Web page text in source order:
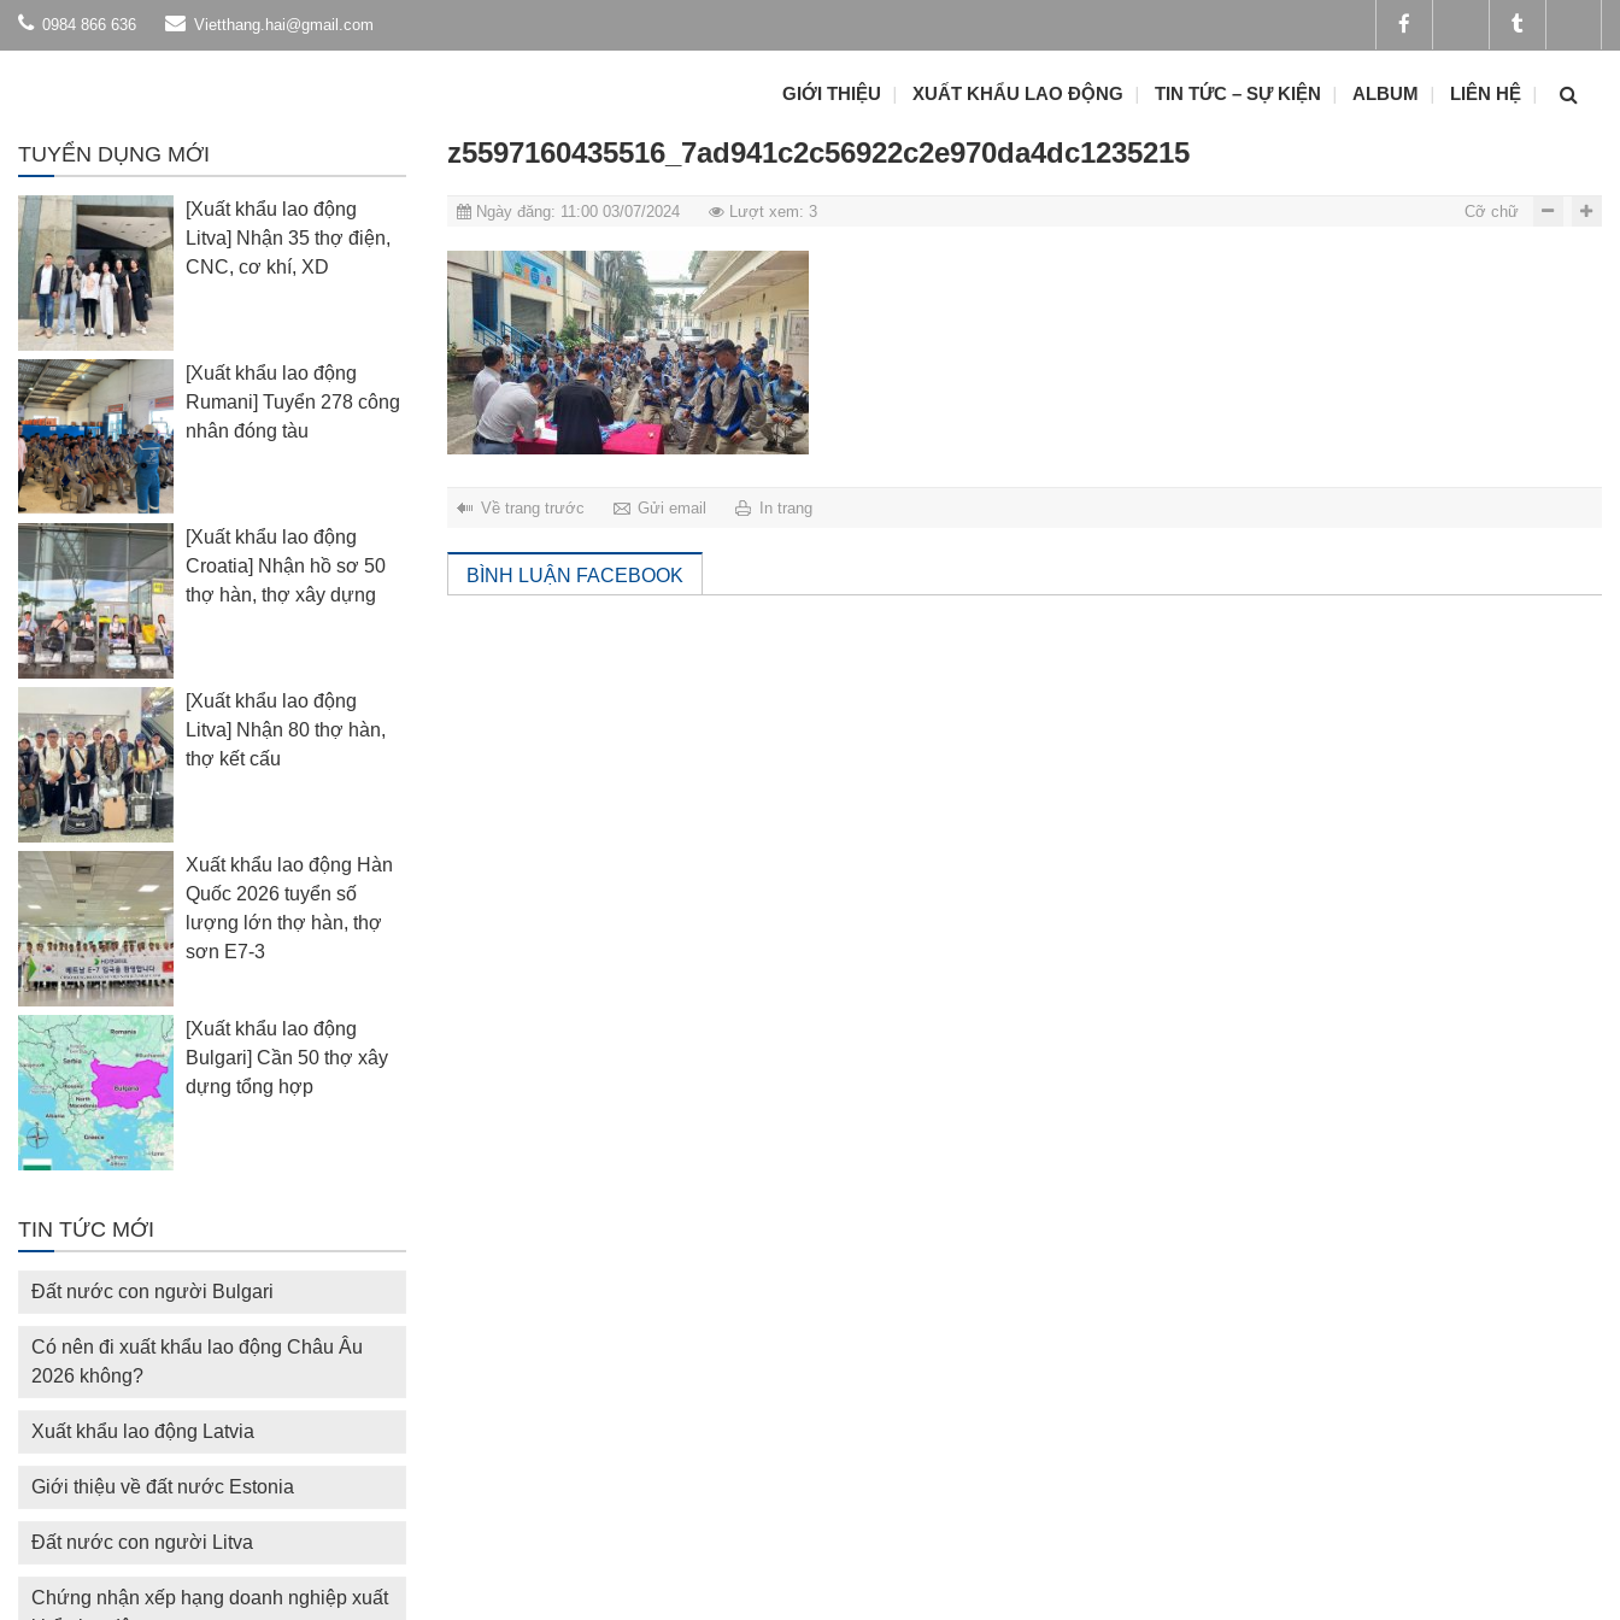
0984 866 636 Vietthang.hai@gmail.com
GIỚI THIỆU XUẤT KHẨU LAO ĐỘNG TIN TỨC – SỰ KIỆN ALBUM LIÊN HỆ
z5597160435516_7ad941c2c56922c2e970da4dc1235215
Ngày đăng: 11:00 03/07/2024 Lượt xem: 3 Cỡ chữ
Về trang trước Gửi email In trang
BÌNH LUẬN FACEBOOK
TUYỂN DỤNG MỚI
[Xuất khẩu lao động
Litva] Nhận 35 thợ điện,
CNC, cơ khí, XD
[Xuất khẩu lao động
Rumani] Tuyển 278 công
nhân đóng tàu
[Xuất khẩu lao động
Croatia] Nhận hồ sơ 50
thợ hàn, thợ xây dựng
[Xuất khẩu lao động
Litva] Nhận 80 thợ hàn,
thợ kết cấu
Xuất khẩu lao động Hàn
Quốc 2026 tuyển số
lượng lớn thợ hàn, thợ
sơn E7-3
[Xuất khẩu lao động
Bulgari] Cần 50 thợ xây
dựng tổng hợp
TIN TỨC MỚI
Đất nước con người Bulgari
Có nên đi xuất khẩu lao động Châu Âu
2026 không?
Xuất khẩu lao động Latvia
Giới thiệu về đất nước Estonia
Đất nước con người Litva
Chứng nhận xếp hạng doanh nghiệp xuất